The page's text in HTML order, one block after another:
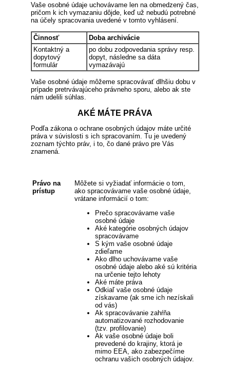
Vaše osobné údaje uchovávame len na obmedzený čas,
pričom k ich vymazaniu dôjde, keď už nebudú potrebné
na účely spracovania uvedené v tomto vyhlásení.
Činnosť
Doba archivácie
Kontaktný a
dopytový
formulár
po dobu zodpovedania správy resp.
dopyt, následne sa dáta
vymazávajú
Vaše osobné údaje môžeme spracovávať dlhšiu dobu v
prípade pretrvávajúceho právneho sporu, alebo ak ste
nám udelili súhlas.
AKÉ MÁTE PRÁVA
Podľa zákona o ochrane osobných údajov máte určité
práva v súvislosti s ich spracovaním. Tu je uvedený
zoznam týchto práv, i to, čo dané právo pre Vás
znamená.
Právo na
prístup
Môžete si vyžiadať informácie o tom,
ako spracovávame vaše osobné údaje,
vrátane informácií o tom:
Prečo spracovávame vaše
osobné údaje
Aké kategórie osobných údajov
spracovávame
S kým vaše osobné údaje
zdieľame
Ako dlho uchovávame vaše
osobné údaje alebo aké sú kritéria
na určenie tejto lehoty
Aké máte práva
Odkiaľ vaše osobné údaje
získavame (ak sme ich nezískali
od vás)
Ak spracovávanie zahŕňa
automatizované rozhodovanie
(tzv. profilovanie)
Ak vaše osobné údaje boli
prevedené do krajiny, ktorá je
mimo EEA, ako zabezpečíme
ochranu vašich osobných údajov.